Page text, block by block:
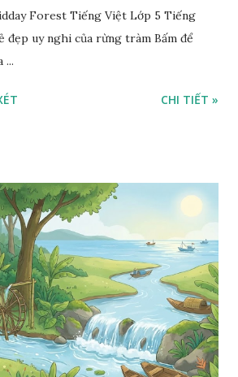
Forest Tiếng Việt Lớp 5 Tiếng
đẹp uy nghi của rừng tràm Bấm để
...
CHI TIẾT »